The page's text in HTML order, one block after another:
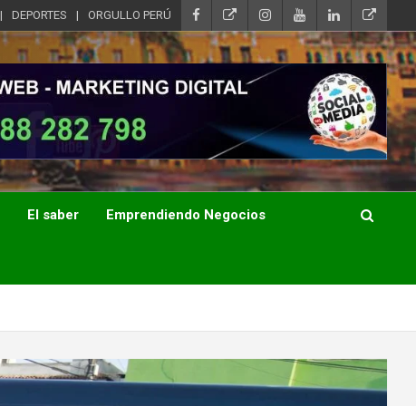
DEPORTES ORGULLO PERÚ
El saber Emprendiendo Negocios